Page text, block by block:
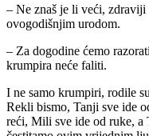
– Ne znaš je li veći,
ovogodišnjim urodom.
– Za dogodine ćemo
krumpira neće faliti.
I ne samo krumpiri, rodile
Rekli bismo, Tanji sve ide
reći, Mili sve ide od ruke, a